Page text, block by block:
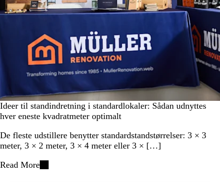
Ideer til standindretning i standardlokaler: Sådan udnyttes
hver eneste kvadratmeter optimalt
De fleste udstillere benytter standardstandstørrelser: 3 × 3
meter, 3 × 2 meter, 3 × 4 meter eller 3 × […]
Read More